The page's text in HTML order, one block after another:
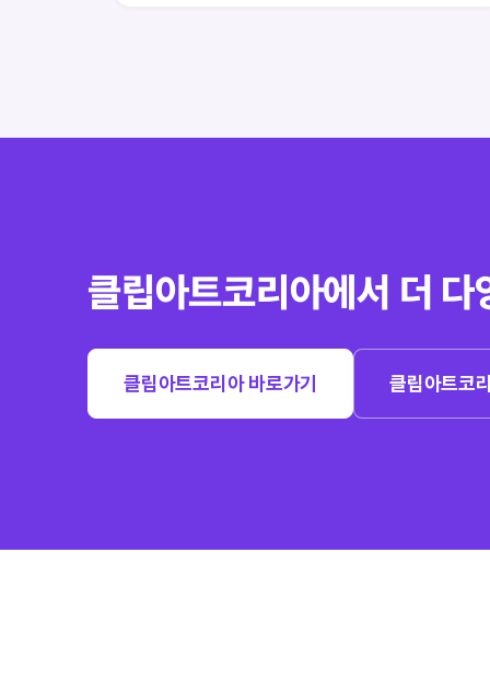
클립아트코리아에서 더
클립아트코리아 바로가기 클립아트코